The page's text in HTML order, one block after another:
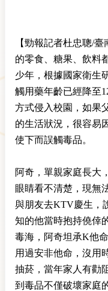
【勁報記者杜忠聰/
的零食、糖果、飲料
少年，根據國家衛生
觸用藥年齡已經降至
方式侵入校園，如果
的生活狀況，很容易
使下而誤觸毒品。
阿奇，單親家庭長大
眼睛看不清楚，現無
與朋友去KTV慶生，
知的他當時抱持僥倖
毒海，阿奇坦承K他
用過安非他命，沒用
抽菸，當年家人有勸
到毒品不僅破壞家庭